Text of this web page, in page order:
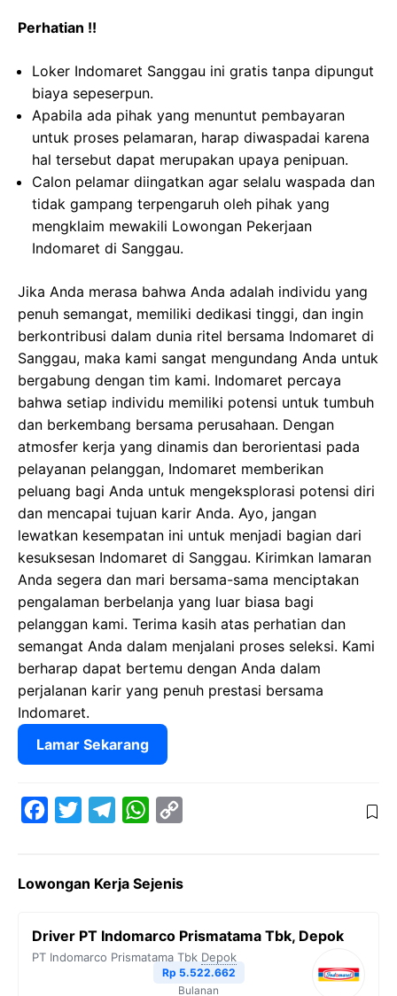
Perhatian !!
Loker Indomaret Sanggau ini gratis tanpa dipungut
biaya sepeserpun.
Apabila ada pihak yang menuntut pembayaran
untuk proses pelamaran, harap diwaspadai karena
hal tersebut dapat merupakan upaya penipuan.
Calon pelamar diingatkan agar selalu waspada dan
tidak gampang terpengaruh oleh pihak yang
mengklaim mewakili Lowongan Pekerjaan
Indomaret di Sanggau.
Jika Anda merasa bahwa Anda adalah individu yang
penuh semangat, memiliki dedikasi tinggi, dan ingin
berkontribusi dalam dunia ritel bersama Indomaret di
Sanggau, maka kami sangat mengundang Anda untuk
bergabung dengan tim kami. Indomaret percaya
bahwa setiap individu memiliki potensi untuk tumbuh
dan berkembang bersama perusahaan. Dengan
atmosfer kerja yang dinamis dan berorientasi pada
pelayanan pelanggan, Indomaret memberikan
peluang bagi Anda untuk mengeksplorasi potensi diri
dan mencapai tujuan karir Anda. Ayo, jangan
lewatkan kesempatan ini untuk menjadi bagian dari
kesuksesan Indomaret di Sanggau. Kirimkan lamaran
Anda segera dan mari bersama-sama menciptakan
pengalaman berbelanja yang luar biasa bagi
pelanggan kami. Terima kasih atas perhatian dan
semangat Anda dalam menjalani proses seleksi. Kami
berharap dapat bertemu dengan Anda dalam
perjalanan karir yang penuh prestasi bersama
Indomaret.
Lamar Sekarang
e
o
t
e
e
r
W
t
A
y
i
n
Lowongan Kerja Sejenis
Driver PT Indomarco Prismatama Tbk, Depok
PT Indomarco Prismatama Tbk Depok
Rp 5.522.662
Bulanan